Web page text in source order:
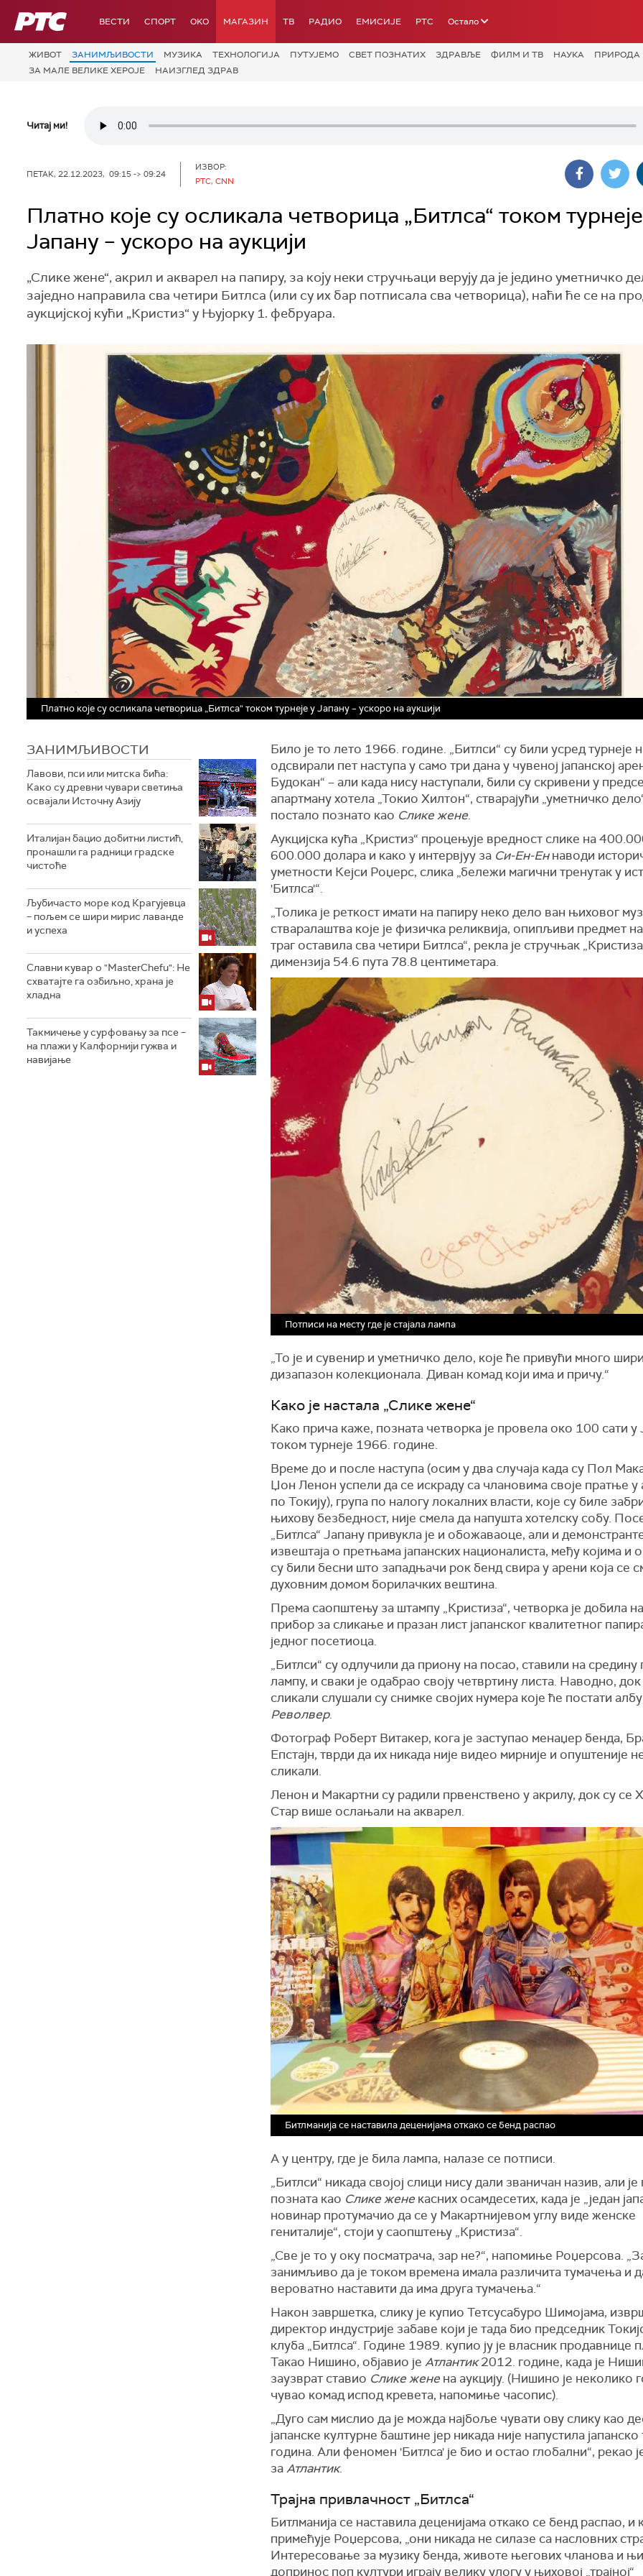
РТС ВЕСТИ СПОРТ OKO МАГАЗИН ТВ РАДИО ЕМИСИЈЕ РТС Остало
ЖИВОТ ЗАНИМЉИВОСТИ МУЗИКА ТЕХНОЛОГИЈA ПУТУЈЕМО СВЕТ ПОЗНАТИХ ЗДРАВЉЕ ФИЛМ И ТВ НАУКА
ПРИРОДА
ЗА МАЛЕ ВЕЛИКЕ ХЕРОЈЕ
НАИЗГЛЕД ЗДРАВ
Читај ми!
ПЕТАК, 22.12.2023, 09:15 -> 09:24
ИЗВОР:
РТС, CNN
Платно које су осликала четворица „Битлса“ током
Јапану – ускоро на аукцији
„Слике жене“, акрил и акварел на папиру, за коју неки стручњаци верују да је једино уметничко
заједно направила сва четири Битлса (или су их бар потписала сва четворица), наћи ће се на
аукцијској кући „Кристиз“ у Њујорку 1. фебруара.
Платно које су осликала четворица „Битлса“ током турнеје у Јапану – ускоро на аукцији
ЗАНИМЉИВОСТИ
Лавови, пси или митска бића:
Како су древни чувари светиња
освајали Источну Азију
Италијан бацио добитни листић,
пронашли га радници градске
чистоће
Љубичасто море код Крагујевца
– пољем се шири мирис лаванде
и успеха
Славни кувар о "MasterChefu": Не
схватајте га озбиљно, храна је
хладна
Такмичење у сурфовању за псе –
на плажи у Калфорнији гужва и
навијање
Било је то лето 1966. године. „Битлси“ су били усред турнеје
одсвирали пет наступа у само три дана у чувеној јапанској
Будокан“ – али када нису наступали, били су скривени у
апартману хотела „Токио Хилтон“, стварајући „уметничко
постало познатo као Слике жене.
Аукцијска кућа „Кристиз“ процењује вредност слике на
600.000 долара и како у интервјуу за Си-Ен-Еннаводи
уметности Кејси Роџерс, слика „бележи магични тренутак у
'Битлса'“.
„Толика је реткост имати на папиру неко дело ван њиховог
стваралаштва које је физичка реликвија, опипљиви предмет
траг оставила сва четири Битлса“, рекла је стручњак
димензија 54.6 пута 78.8 центиметара.
Потписи на месту где је стајала лампа
„То је и сувенир и уметничко дело, које ће привући много
дизапазон колекционала. Диван комад који има и причу.“
Како је настала „Слике жене“
Како прича каже, позната четворка је провела око 100 сати у
током турнеје 1966. године.
Време до и после наступа (осим у два случаја када су Пол
Џон Ленон успели да се искраду са члановима своје пратње у
по Токију), група по налогу локалних власти, које су биле
њихову безбедност, није смела да напушта хотелску собу.
„Битлса“ Јапану привукла је и обожаваоце, али и
извештаја о претњама јапанских националиста, међу којима и
су били бесни што западњачи рок бенд свира у арени која се
духовним домом борилачких вештина.
Према саопштењу за штампу „Кристиза“, четворка је добила
прибор за сликање и празан лист јапанског квалитетног
једног посетиоца.
„Битлси“ су одлучили да приону на посао, ставили на средину
лампу, и сваки је одабрао своју четвртину листа. Наводно, док
сликали слушали су снимке својих нумера које ће постати
Револвер.
Фотограф Роберт Витакер, кога је заступао менаџер бенда,
Епстајн, тврди да их никада није видео мирније и опуштеније
сликали.
Ленон и Макартни су радили првенствено у акрилу, док су се
Стар више ослањали на акварел.
Битлманија се наставила деценијама откако се бенд распао
А у центру, где је била лампа, налазе се потписи.
„Битлси“ никада својој слици нису дали званичан назив, али је
позната као Слике женекасних осамдесетих, када је „један
новинар протумачио да се у Макартнијевом углу виде женске
гениталије“, стоји у саопштењу „Кристиза“.
„Све је то у оку посматрача, зар не?“, напомиње Роџерсова.
занимљиво да је током времена имала различита тумачења и
вероватно наставити да има друга тумачења.“
Након завршетка, слику је купио Тетсусабуро Шимојама,
директор индустрије забаве који је тада био председник
клуба „Битлса“. Године 1989. купио ју је власник продавнице
Такао Нишино, објавио је Атлантик2012. године, када је
заузврат ставио Слике женена аукцију. (Нишино је неколико
чувао комад испод кревета, напомиње часопис).
„Дуго сам мислио да је можда најбоље чувати ову слику као
јапанске културне баштине јер никада није напустила
година. Али феномен 'Битлса' је био и остао глобални“, рекао
заАтлантик.
Трајна привлачност „Битлса“
Битлманија се наставила деценијама откако се бенд распао, и
примећује Роџерсова, „они никада не силазе са насловних
Интересовање за музику бенда, животе његових чланова и
допринос поп култури играју велику улогу у њиховој „трајној“